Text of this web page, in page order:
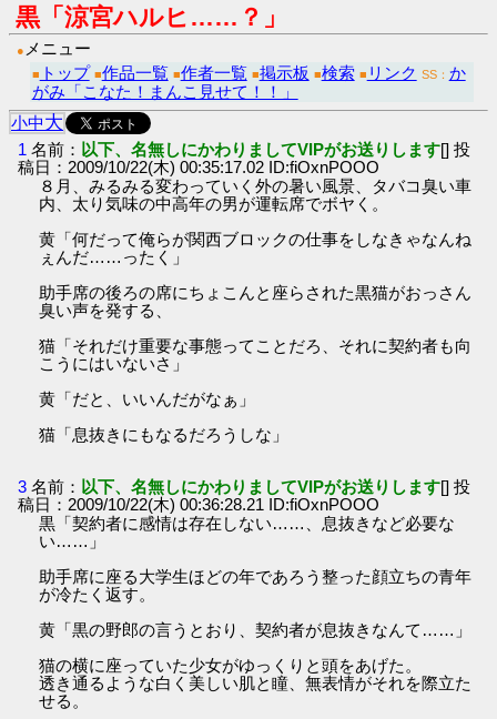
黒「涼宮ハルヒ……？」
● メニュー
■ トップ ■作品一覧 ■作者一覧 ■掲示板 ■検索 ■ リンク SS： か
がみ「こなた！まんこ見せて！！」
小中大
1 名前： 以下、名無しにかわりましてVIPがお送りします[] 投
稿日：2009/10/22(木) 00:35:17.02 ID:fiOxnPOOO
８月、みるみる変わっていく外の暑い風景、タバコ臭い車
内、太り気味の中高年の男が運転席でボヤく。
黄「何だって俺らが関西ブロックの仕事をしなきゃなんね
ぇんだ……ったく」
助手席の後ろの席にちょこんと座らされた黒猫がおっさん
臭い声を発する、
猫「それだけ重要な事態ってことだろ、それに契約者も向
こうにはいないさ」
黄「だと、いいんだがなぁ」
猫「息抜きにもなるだろうしな」
3 名前： 以下、名無しにかわりましてVIPがお送りします[] 投
稿日：2009/10/22(木) 00:36:28.21 ID:fiOxnPOOO
黒「契約者に感情は存在しない……、息抜きなど必要な
い……」
助手席に座る大学生ほどの年であろう整った顔立ちの青年
が冷たく返す。
黄「黒の野郎の言うとおり、契約者が息抜きなんて……」
猫の横に座っていた少女がゆっくりと頭をあげた。
透き通るような白く美しい肌と瞳、無表情がそれを際立た
せる。